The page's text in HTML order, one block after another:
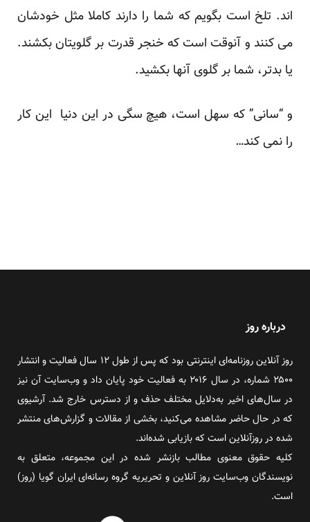
اند. تلخ است بگویم که شما را دارند کاملا مثل خودشان
می کنند و آنوقت است که خنجر قدرت بر گلویتان بکشند.
یا بدتر، شما بر گلوی آنها بکشید.
و “سانی” که سهل است، هیچ سگی در این دنیا این کار
را نمی کند…
درباره روز
روز آنلاین روزنامه‌ای اینترنتی بود که پس از طول ۱۲ سال فعالیت و انتشار
۲۵۰۰ شماره، در سال ۲۰۱۶ به فعالیت خود پایان داد و وب‌سایت آن نیز
در سال‌های اخیر به‌دلایل مختلف حذف و از دسترس خارج شد. آرشیوی
که در حال حاضر مشاهده می‌کنید، بخشی از مقالات و گزارش‌های منتشر
شده در روزآنلاین است که بازیابی شده‌اند.
کلیه حقوق معنوی مطالب بازنشر شده در این مجموعه، متعلق به
نویسندگان وب‌سایت روز آنلاین و تحریریه گروه رسانه‌ای ایران گویا (روز)
است.